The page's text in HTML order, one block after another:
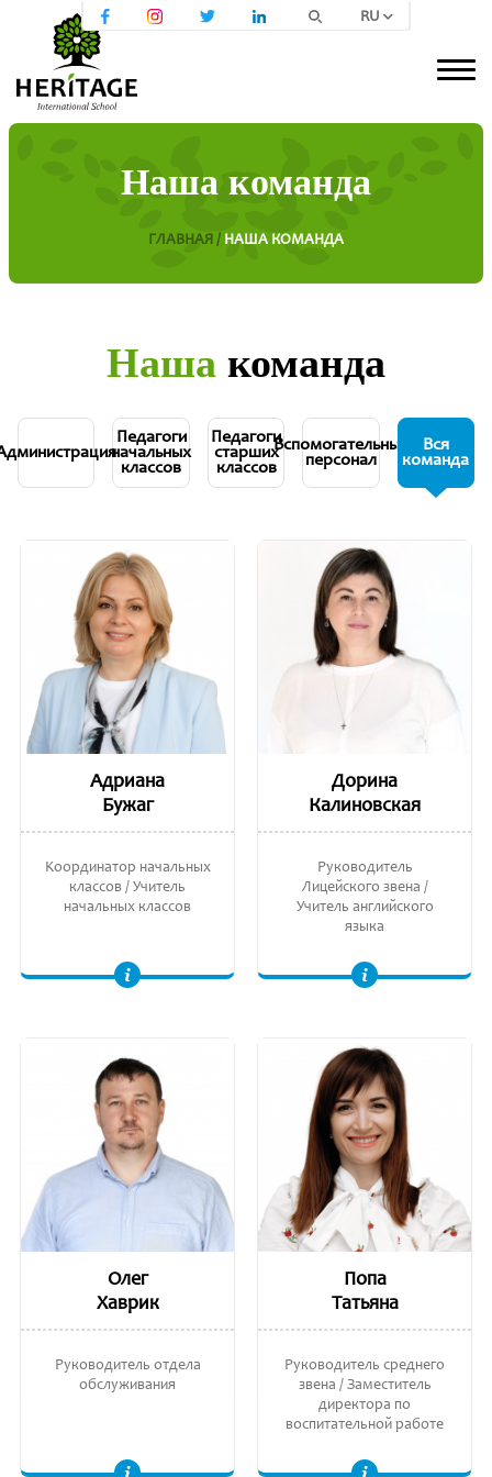
RU
Наша команда
ГЛАВНАЯ / НАША КОМАНДА
Наша команда
Педагоги
начальных
классов
Педагоги
старших
классов
Вспомогательный
персонал
Вся
команда
Адриана
Бужаг
Kоординатор начальных
классов / Учитель
начальных классов
Дорина
Калиновская
Руководитель
Лицейского звена /
Учитель английского
языка
Олег
Хаврик
Руководитель отдела
обслуживания
Попа
Татьяна
Руководитель среднего
звена / Заместитель
директора по
воспитательной работе